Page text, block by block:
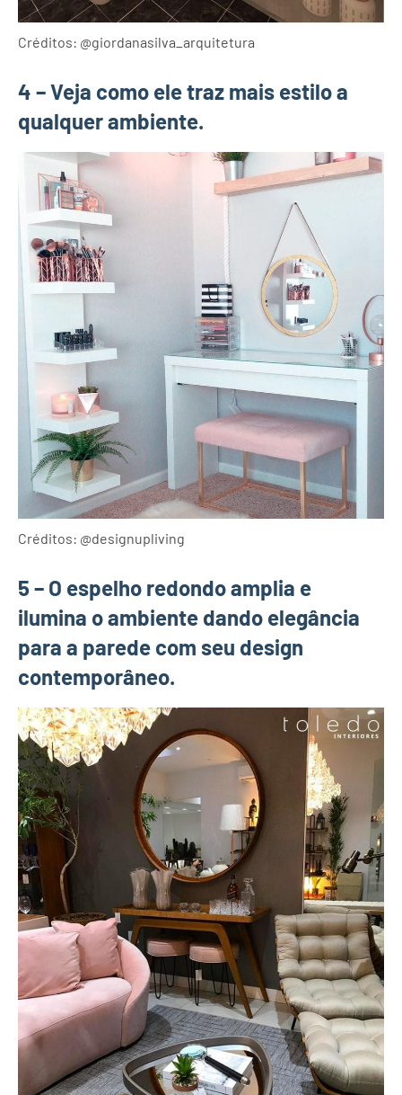
Créditos: @giordanasilva_arquitetura
4 – Veja como ele traz mais estilo a
qualquer ambiente.
Créditos: @designupliving
5 – O espelho redondo amplia e
ilumina o ambiente dando elegância
para a parede com seu design
contemporâneo.